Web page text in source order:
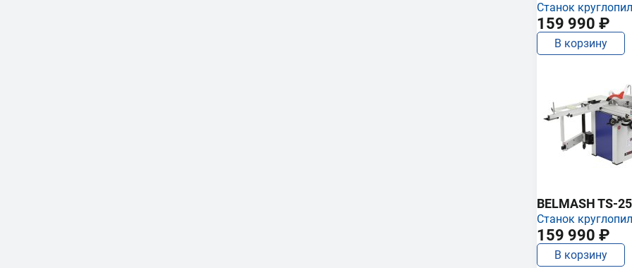
Станок
159 990 ₽
В корзину
BELMASH TS-
Станок
159 990 ₽
В корзину